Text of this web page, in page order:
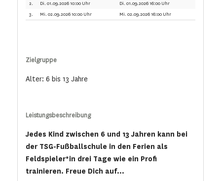
2.
Di. 01.09.2026 10:00 Uhr
Di. 01.09.2026 16:00 Uhr
3.
Mi. 02.09.2026 10:00 Uhr Mi. 02.09.2026 16:00 Uhr
Zielgruppe
Alter: 6 bis 13 Jahre
Leistungsbeschreibung
Jedes Kind zwischen 6 und 13 Jahren kann bei
der TSG-Fußballschule in den Ferien als
Feldspieler*in drei Tage wie ein Profi
trainieren. Freue Dich auf...